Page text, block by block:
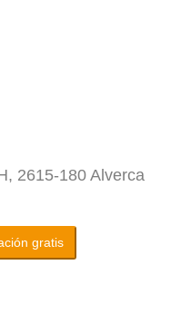
2615-180 Alverca
gratis